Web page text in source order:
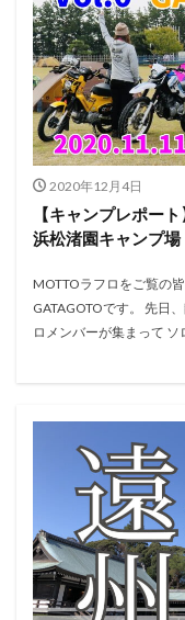
2020年12月4日
【キャンプレポー
浜松渚園キャンプ場
MOTTOラフロをご覧の
GATAGOTOです。 先日
ロメンバーが集まって